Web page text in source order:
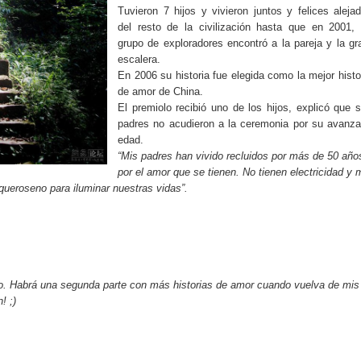
Tuvieron 7 hijos y vivieron juntos y felices
del resto de la civilización hasta que en 2001,
grupo de exploradores encontró a la pareja y la
escalera.
En 2006 su historia fue elegida como la mejor
de amor de China.
El premiolo recibió uno de los hijos, explicó que
padres no acudieron a la ceremonia por su
edad.
“Mis padres han vivido recluidos por más de 50
por el amor que se tienen. No tienen electricidad y
para iluminar nuestras vidas”.
Habrá una segunda parte con más historias de amor cuando vuelva de mis
;)